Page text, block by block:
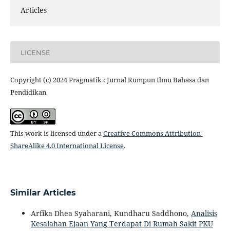
Articles
LICENSE
Copyright (c) 2024 Pragmatik : Jurnal Rumpun Ilmu Bahasa dan
Pendidikan
This work is licensed under aCreative Commons Attribution-
ShareAlike 4.0 International License.
Similar Articles
Arfika Dhea Syaharani, Kundharu Saddhono, Analisis
Kesalahan Ejaan Yang Terdapat Di Rumah Sakit PKU